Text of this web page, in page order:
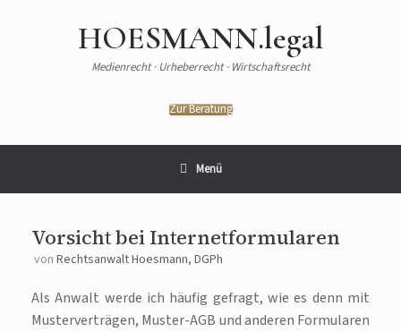
HOESMANN.legal
Medienrecht · Urheberrecht · Wirtschaftsrecht
Zur Beratung
Menü
Vorsicht bei Internetformularen
von Rechtsanwalt Hoesmann, DGPh
Als Anwalt werde ich häufig gefragt, wie es denn mit
Musterverträgen, Muster-AGB und anderen Formularen